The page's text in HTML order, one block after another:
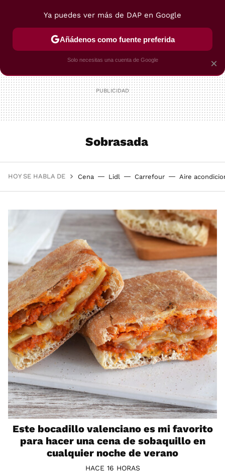
POSTRES VIAJES SELECCIÓN VEGUI
Sobrasada
HOY SE HABLA DE Cena Lidl Carrefour Aire
Este bocadillo valenciano es mi favorito
para hacer una cena de sobaquillo en
cualquier noche de verano
HACE 16 HORAS
×
Ya puedes ver más de DAP en Google
Añádenos como fuente preferida
Solo necesitas una cuenta de Google